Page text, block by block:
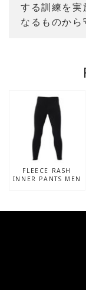
する訓練を実
なるものから
FLEECE RASH
INNER PANTS MEN